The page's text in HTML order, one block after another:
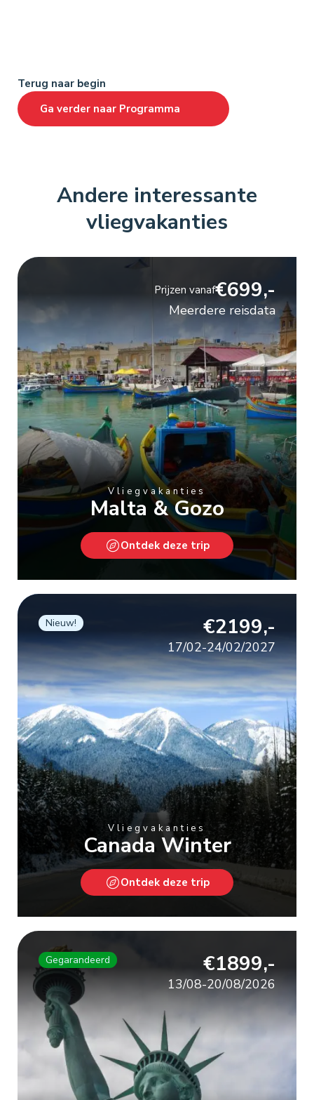
Terug naar begin
Ga verder naar Programma
Andere interessante
vliegvakanties
Prijzen vanaf€699,-
Meerdere reisdata
Vliegvakanties
Malta & Gozo
Ontdek deze trip
Nieuw! €2199,-
17/02-24/02/2027
Vliegvakanties
Canada Winter
Ontdek deze trip
Gegarandeerd €1899,-
13/08-20/08/2026